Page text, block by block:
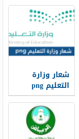
شعار وزارة
التعليم png
الجديد 1448